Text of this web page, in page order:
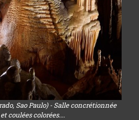
Sao Paulo) - Salle concrétionnée
coulées colorées....